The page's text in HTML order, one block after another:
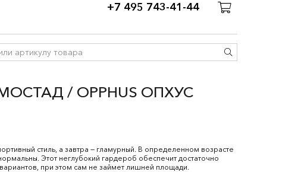
+7 495 743-41-44
/ OPPHUS ОПХУС
стиль, а завтра — гламурный. В определенном возрасте
Этот неглубокий гардероб обеспечит достаточно
при этом сам не займет лишней площади.